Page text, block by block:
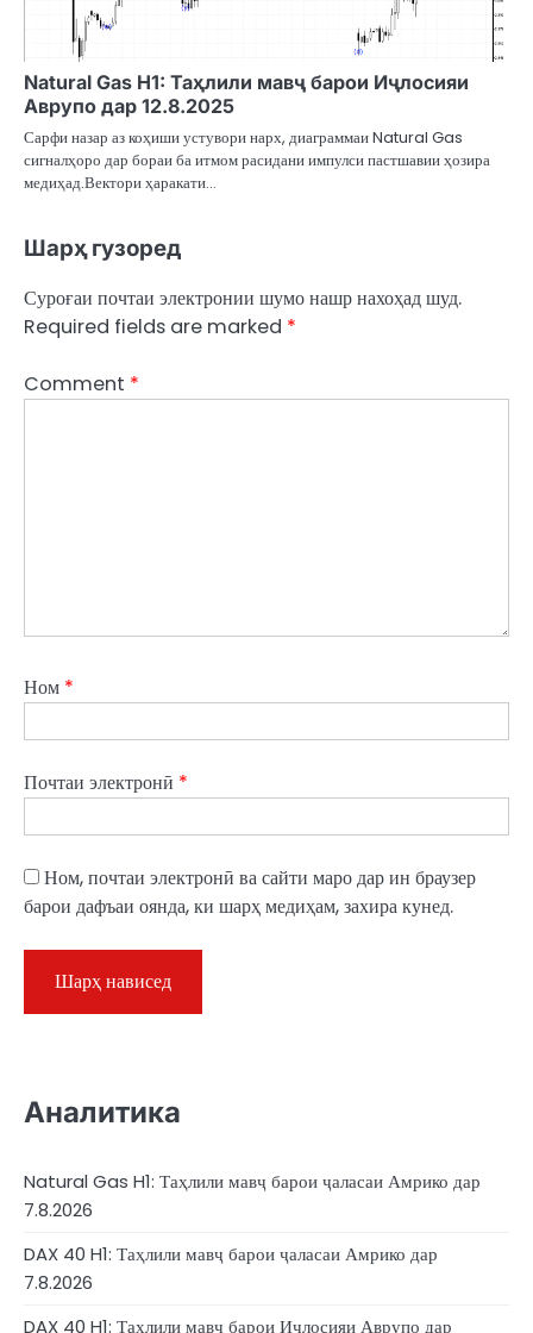
Natural Gas H1: Таҳлили мавҷ барои Иҷлосияи
Аврупо дар 12.8.2025
Сарфи назар аз коҳиши устувори нарх, диаграммаи Natural Gas
сигналҳоро дар бораи ба итмом расидани импулси пастшавии ҳозира
медиҳад.Вектори ҳаракати…
Шарҳ гузоред
Суроғаи почтаи электронии шумо нашр нахоҳад шуд.
Required fields are marked *
Comment *
Ном *
Почтаи электронӣ *
Ном, почтаи электронӣ ва сайти маро дар ин браузер
барои дафъаи оянда, ки шарҳ медиҳам, захира кунед.
Аналитика
Natural Gas H1: Таҳлили мавҷ барои ҷаласаи Амрико дар
7.8.2026
DAX 40 H1: Таҳлили мавҷ барои ҷаласаи Амрико дар
7.8.2026
DAX 40 H1: Таҳлили мавҷ барои Иҷлосияи Аврупо дар